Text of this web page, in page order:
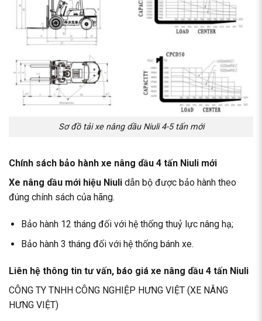
Sơ đồ tải xe nâng dầu Niuli 4-5 tấn mới
Chính sách bảo hành xe nâng dầu 4 tấn Niuli mới
Xe nâng dầu mới hiệu Niuli dẫn bộ được bảo hành theo
đúng chính sách của hãng.
Bảo hành 12 tháng đối với hệ thống thuỷ lực nâng hạ;
Bảo hành 3 tháng đối với hệ thống bánh xe.
Liên hệ thông tin tư vấn, báo giá xe nâng dầu 4 tấn Niuli
CÔNG TY TNHH CÔNG NGHIỆP HƯNG VIỆT (XE NÂNG
HƯNG VIỆT)